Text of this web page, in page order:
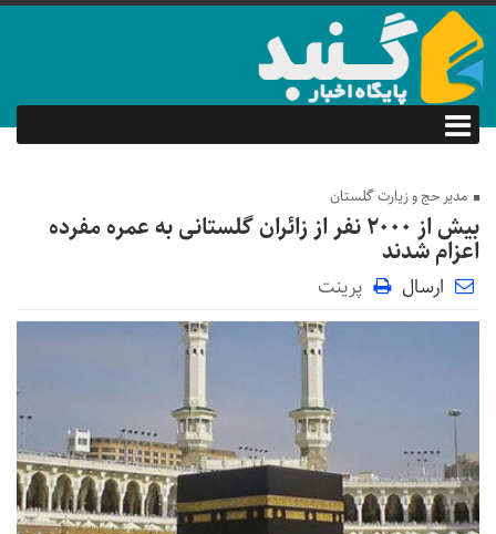
مدیر حج و زیارت گلستان
بیش از ۲۰۰۰ نفر از زائران گلستانی به عمره مفرده
اعزام شدند
ارسال پرینت